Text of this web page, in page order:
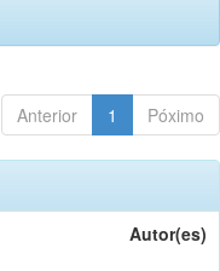
Anterior 1 Póximo
Autor(es)